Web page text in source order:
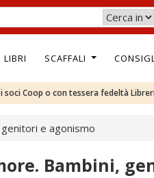
LIBRI SCAFFALI
Coop o con tessera fedeltà
e agonismo
Bambini,